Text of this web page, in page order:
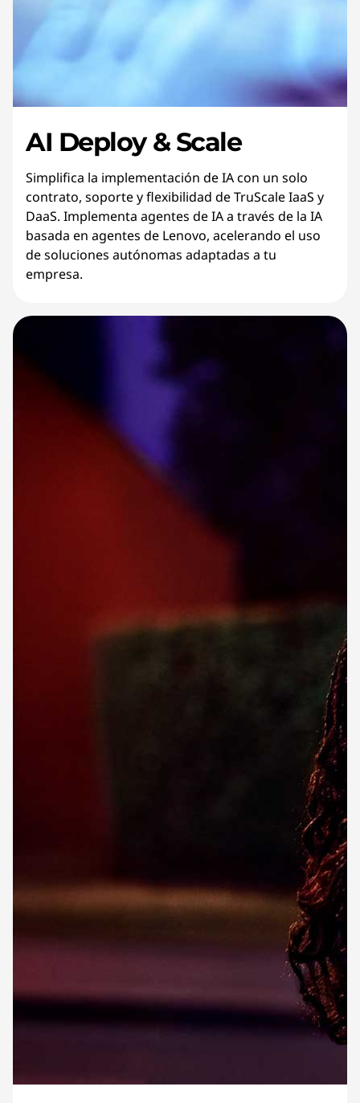
AI Deploy & Scale
Simplifica la implementación de IA con un solo
contrato, soporte y flexibilidad de TruScale IaaS y
DaaS. Implementa agentes de IA a través de la IA
basada en agentes de Lenovo, acelerando el uso
de soluciones autónomas adaptadas a tu
empresa.